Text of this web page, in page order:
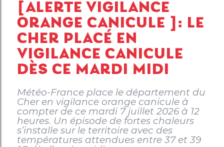
[ALERTE VIGILANCE
ORANGE CANICULE ]: LE
CHER PLACÉ EN
VIGILANCE CANICULE
DÈS CE MARDI MIDI
Météo-France place le département du
Cher en vigilance orange canicule à
compter de ce mardi 7 juillet 2026 à 12
heures. Un épisode de fortes chaleurs
s’installe sur le territoire avec des
températures attendues entre 37 et 39